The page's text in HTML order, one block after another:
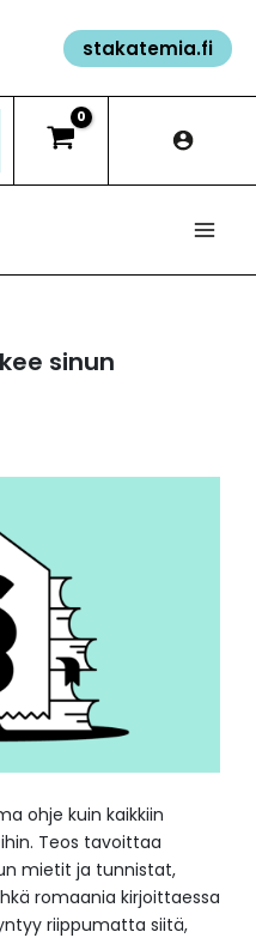
stakatemia.fi
sinun
ohje kuin kaikkiin
Teos tavoittaa
mietit ja tunnistat,
romaania kirjoittaessa
riippumatta siitä,